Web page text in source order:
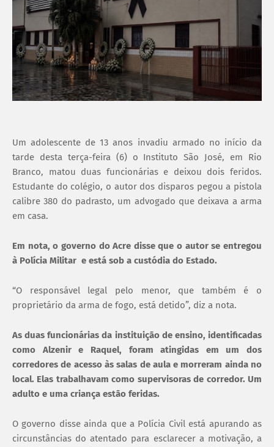
Um adolescente de 13 anos invadiu armado no início da
tarde desta terça-feira (6) o Instituto São José, em Rio
Branco, matou duas funcionárias e deixou dois feridos.
Estudante do colégio, o autor dos disparos pegou a pistola
calibre 380 do padrasto, um advogado que deixava a arma
em casa.
Em nota, o governo do Acre disse que o autor se entregou
à Polícia Militar e está sob a custódia do Estado.
“O responsável legal pelo menor, que também é o
proprietário da arma de fogo, está detido”, diz a nota.
As duas funcionárias da instituição de ensino, identificadas
como Alzenir e Raquel, foram atingidas em um dos
corredores de acesso às salas de aula e morreram ainda no
local. Elas trabalhavam como supervisoras de corredor. Um
adulto e uma criança estão feridas.
O governo disse ainda que a Polícia Civil está apurando as
circunstâncias do atentado para esclarecer a motivação, a